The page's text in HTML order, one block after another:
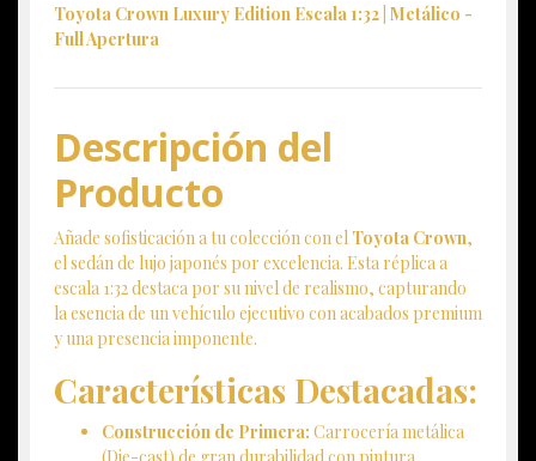
Toyota Crown Luxury Edition Escala 1:32 | Metálico -
Full Apertura
Descripción del
Producto
Añade sofisticación a tu colección con el Toyota Crown,
el sedán de lujo japonés por excelencia. Esta réplica a
escala 1:32 destaca por su nivel de realismo, capturando
la esencia de un vehículo ejecutivo con acabados premium
y una presencia imponente.
Características Destacadas:
Construcción de Primera: Carrocería metálica